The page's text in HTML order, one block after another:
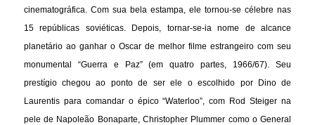
cinematográfica. Com sua bela estampa, ele tornou-se célebre nas
15 repúblicas soviéticas. Depois, tornar-se-ia nome de alcance
planetário ao ganhar o Oscar de melhor filme estrangeiro com seu
monumental “Guerra e Paz” (em quatro partes, 1966/67). Seu
prestígio chegou ao ponto de ser ele o escolhido por Dino de
Laurentis para comandar o épico “Waterloo”, com Rod Steiger na
pele de Napoleão Bonaparte, Christopher Plummer como o General